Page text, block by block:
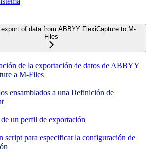
export of data from ABBYY FlexiCapture to M-
Files
de la exportación de datos de ABBYY
a M-Files
ensamblados a una Definición de
un perfil de exportación
script para especificar la configuración de